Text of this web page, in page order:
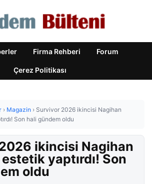
Firma Rehberi Forum
Çerez Politikası
› Magazin › Survivor 2026 ikincisi Nagihan
Son hali gündem oldu
ikincisi Nagihan
yaptırdı! Son
oldu